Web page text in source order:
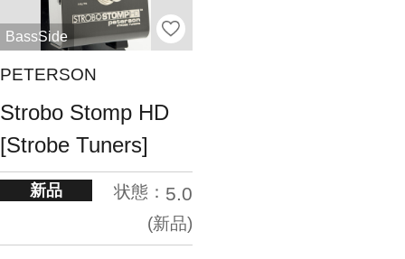
BassSide
PETERSON
Strobo Stomp HD
[Strobe Tuners]
新品 状態： 5.0
新品